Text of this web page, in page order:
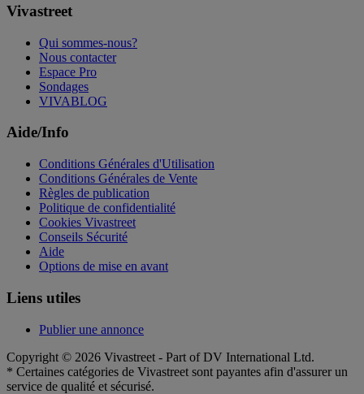
Vivastreet
Qui sommes-nous?
Nous contacter
Espace Pro
Sondages
VIVABLOG
Aide/Info
Conditions Générales d'Utilisation
Conditions Générales de Vente
Règles de publication
Politique de confidentialité
Cookies Vivastreet
Conseils Sécurité
Aide
Options de mise en avant
Liens utiles
Publier une annonce
Copyright © 2026 Vivastreet - Part of DV International Ltd.
* Certaines catégories de Vivastreet sont payantes afin d'assurer un
service de qualité et sécurisé.